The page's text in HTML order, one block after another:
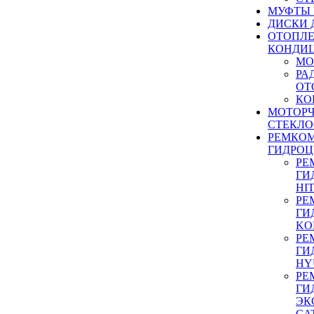
МУФТЫ
ДИСКИ